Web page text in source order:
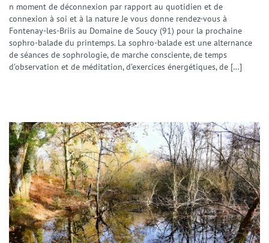
n moment de déconnexion par rapport au quotidien et de
connexion à soi et à la nature Je vous donne rendez-vous à
Fontenay-les-Briis au Domaine de Soucy (91) pour la prochaine
sophro-balade du printemps. La sophro-balade est une alternance
de séances de sophrologie, de marche consciente, de temps
d’observation et de méditation, d’exercices énergétiques, de […]